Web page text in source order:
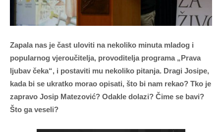
Zapala nas je čast uloviti na nekoliko minuta mladog i
popularnog vjeroučitelja, provoditelja programa „Prava
ljubav čeka“, i postaviti mu nekoliko pitanja. Dragi Josipe,
kada bi se ukratko morao opisati, što bi nam rekao? Tko je
zapravo Josip Matezović? Odakle dolazi? Čime se bavi?
Što ga veseli?